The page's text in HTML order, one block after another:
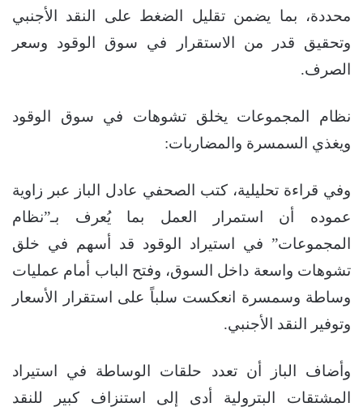
محددة، بما يضمن تقليل الضغط على النقد الأجنبي
وتحقيق قدر من الاستقرار في سوق الوقود وسعر
الصرف.
نظام المجموعات يخلق تشوهات في سوق الوقود
ويغذي السمسرة والمضاربات:
وفي قراءة تحليلية، كتب الصحفي عادل الباز عبر زاوية
عموده أن استمرار العمل بما يُعرف بـ”نظام
المجموعات” في استيراد الوقود قد أسهم في خلق
تشوهات واسعة داخل السوق، وفتح الباب أمام عمليات
وساطة وسمسرة انعكست سلباً على استقرار الأسعار
وتوفير النقد الأجنبي.
وأضاف الباز أن تعدد حلقات الوساطة في استيراد
المشتقات البترولية أدى إلى استنزاف كبير للنقد